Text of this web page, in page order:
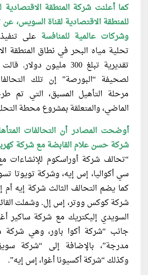
كما أعلنت شركة المنطقة الاقتصادية
وشركات عالمية للمنافسة على
تحلية مياه البحر في نطاق المنطقة
تقديرية تبلغ 300 مليون
لصحيفة “البورصة” إن تلك
مرحلة التأهيل المسبق، التي تم
الماضي، والمتعلقة بمشروع محطة
أوضحت المصادر أن التحالفات
شركة حسن علام القابضة مع شركة
“تحالف شركة أوراسكوم
سي أكواليا، إس إيه، وشركة تويوتا
كما يضم التحالف الثالث شركة إيه أم
شركة كوكس ووتر، إس إل. وشملت
السويدي إليكتريك مع شركة ساكير
جانب “شركة أكوا باور، وهي شركة
مدرجة”، بالإضافة إلى “شركة سويز
وكذلك “شركة أكسيونا أغوا، إس إيه”.